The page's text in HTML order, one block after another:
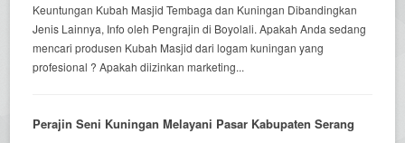
Keuntungan Kubah Masjid Tembaga dan Kuningan Dibandingkan
Jenis Lainnya, Info oleh Pengrajin di Boyolali. Apakah Anda sedang
mencari produsen Kubah Masjid dari logam kuningan yang
profesional ? Apakah diizinkan marketing...
Perajin Seni Kuningan Melayani Pasar Kabupaten Serang